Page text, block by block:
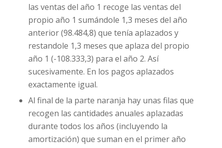
las ventas del año 1 recoge las ventas del
propio año 1 sumándole 1,3 meses del año
anterior (98.484,8) que tenía aplazados y
restandole 1,3 meses que aplaza del propio
año 1 (-108.333,3) para el año 2. Así
sucesivamente. En los pagos aplazados
exactamente igual.
Al final de la parte naranja hay unas filas que
recogen las cantidades anuales aplazadas
durante todos los años (incluyendo la
amortización) que suman en el primer año